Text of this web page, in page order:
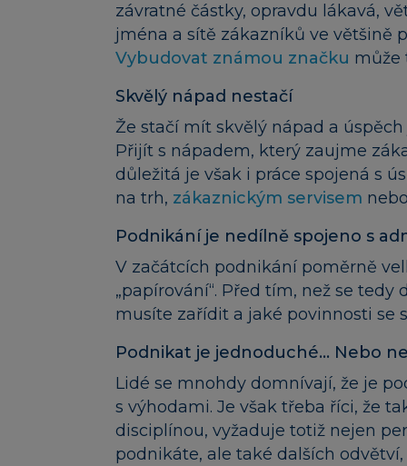
závratné částky, opravdu lákavá,
jména a sítě zákazníků ve většině
Vybudovat známou značku může
Skvělý nápad nestačí
Že stačí mít skvělý nápad a
Přijít s nápadem, který zaujme
důležitá je však i práce spojená s
na trh, zákaznickým servisem
Podnikání je nedílně spojeno s
V začátcích podnikání poměrně
„papírování“. Před tím, než se
musíte zařídit a jaké povinnosti se
Podnikat je jednoduché… Nebo
Lidé se mnohdy domnívají, že je
s výhodami. Je však třeba říci, že
disciplínou, vyžaduje totiž nejen
podnikáte, ale také dalších